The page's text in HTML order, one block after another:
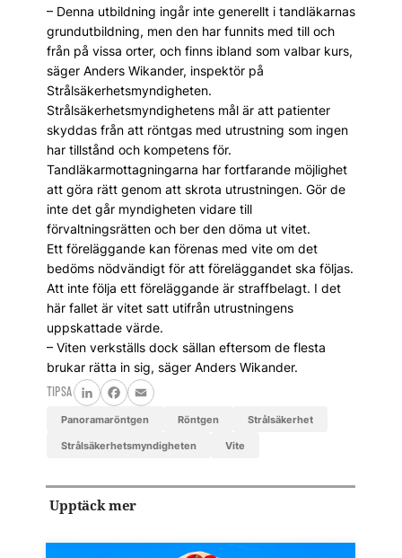
– Denna utbildning ingår inte generellt i tandläkarnas
grundutbildning, men den har funnits med till och
från på vissa orter, och finns ibland som valbar kurs,
säger Anders Wikander, inspektör på
Strålsäkerhetsmyndigheten.
Strålsäkerhetsmyndighetens mål är att patienter
skyddas från att röntgas med utrustning som ingen
har tillstånd och kompetens för.
Tandläkarmottagningarna har fortfarande möjlighet
att göra rätt genom att skrota utrustningen. Gör de
inte det går myndigheten vidare till
förvaltningsrätten och ber den döma ut vitet.
Ett föreläggande kan förenas med vite om det
bedöms nödvändigt för att föreläggandet ska följas.
Att inte följa ett föreläggande är straffbelagt. I det
här fallet är vitet satt utifrån utrustningens
uppskattade värde.
– Viten verkställs dock sällan eftersom de flesta
brukar rätta in sig, säger Anders Wikander.
TIPSA
LinkedInFacebook
Email
panoramaröntgen röntgen strålsäkerhet
Strålsäkerhetsmyndigheten vite
Upptäck mer